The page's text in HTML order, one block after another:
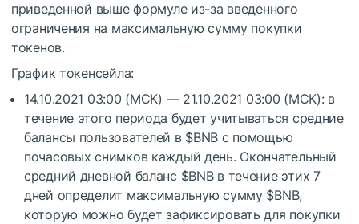
приведенной выше формуле из-за введенного
ограничения на максимальную сумму покупки
токенов.
График токенсейла:
14.10.2021 03:00 (МСК) — 21.10.2021 03:00 (МСК): в
течение этого периода будет учитываться средние
балансы пользователей в $BNB с помощью
почасовых снимков каждый день. Окончательный
средний дневной баланс $BNBв течение этих 7
дней определит максимальную сумму $BNB,
которую можно будет зафиксировать для покупки